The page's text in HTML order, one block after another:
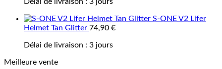
S-ONE V2 Lifer
Helmet Tan Glitter 74,90 €
Délai de livraison : 3 jours
Meilleure vente